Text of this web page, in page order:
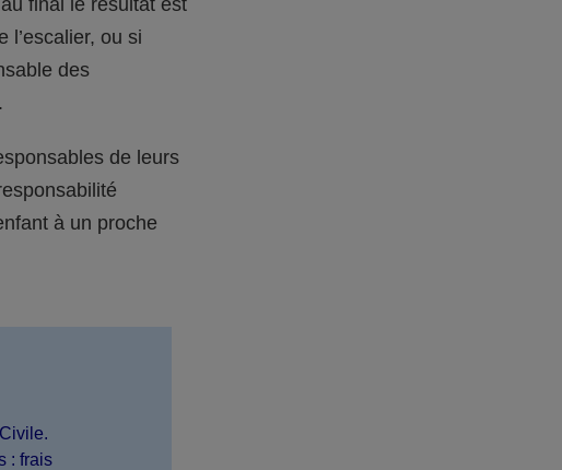
final le résultat est
l’escalier, ou si
des
de leurs
à un proche
: frais